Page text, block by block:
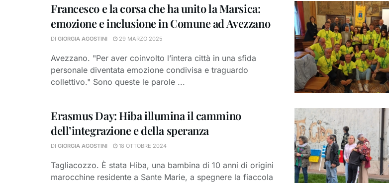
Francesco e la corsa che ha unito la Marsica:
emozione e inclusione in Comune ad Avezzano
DI GIORGIA AGOSTINI 29 MARZO 2025
Avezzano. "Per aver coinvolto l’intera città in una sfida
personale diventata emozione condivisa e traguardo
collettivo." Sono queste le parole ...
Erasmus Day: Hiba illumina il cammino
dell’integrazione e della speranza
DI GIORGIA AGOSTINI 18 OTTOBRE 2024
Tagliacozzo. È stata Hiba, una bambina di 10 anni di origini
marocchine residente a Sante Marie, a spegnere la fiaccola